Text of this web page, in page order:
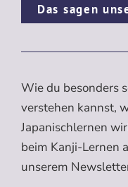
Das sagen
Wie du besonders
verstehen kannst,
Japanischlernen
beim Kanji-Lernen
unserem